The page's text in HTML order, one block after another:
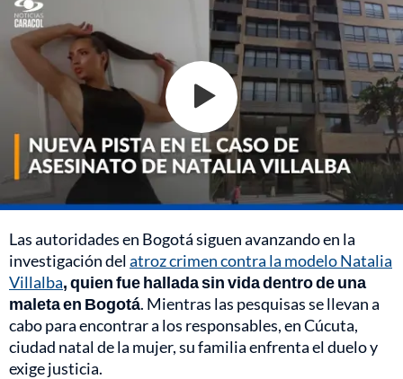
Las autoridades en Bogotá siguen avanzando en la
investigación delatroz crimen contra la modelo Natalia
Villalba, quien fue hallada sin vida dentro de una
maleta en Bogotá. Mientras las pesquisas se llevan a
cabo para encontrar a los responsables, en Cúcuta,
ciudad natal de la mujer, su familia enfrenta el duelo y
exige justicia.